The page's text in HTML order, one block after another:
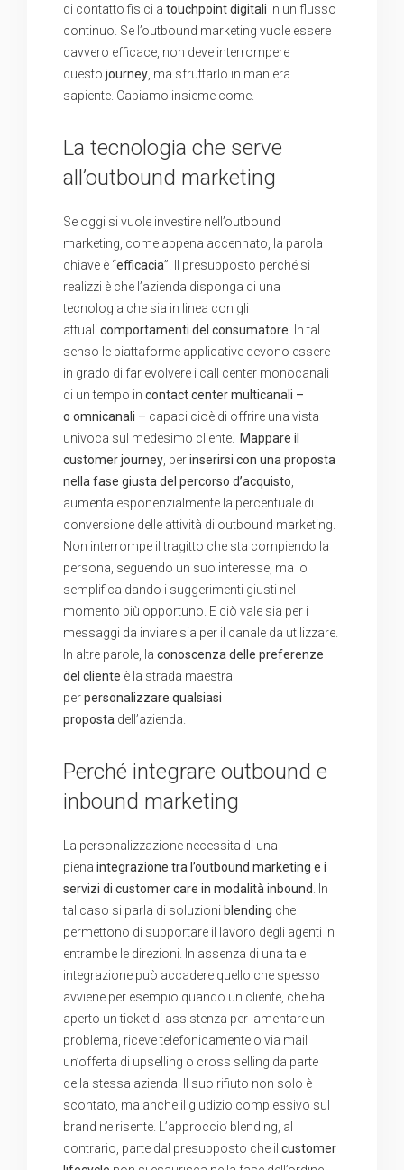
di contatto fisici a touchpointdigitali in un flusso
continuo. Se l’outbound marketing vuole essere
davvero efficace, non deve interrompere
questo journey , ma sfruttarlo in maniera
sapiente. Capiamo insieme come.
La tecnologia che serve
all’outbound marketing
Se oggi si vuole investire nell’outbound
marketing, come appena accennato, la parola
chiave è “efficacia”. Il presupposto perché si
realizzi è che l’azienda disponga di una
tecnologia che sia in linea con gli
attuali comportamenti del consumatore . In tal
senso le piattaforme applicative devono essere
in grado di far evolvere i call center monocanali
di un tempo in contact center multicanali –
o omnicanali – capaci cioè di offrire una vista
univoca sul medesimo cliente.
Mappare il
customer journey , perinserirsi con una proposta
nella fase giusta del percorso d’acquisto
aumenta esponenzialmente la percentuale di
conversione delle attività di outbound marketing.
Non interrompe il tragitto che sta compiendo la
persona, seguendo un suo interesse, ma lo
semplifica dando i suggerimenti giusti nel
momento più opportuno. E ciò vale sia per i
messaggi da inviare sia per il canale da utilizzare.
In altre parole, la conoscenza delle preferenze
del cliente è la strada maestra
perpersonalizzare qualsiasi
proposta dell’azienda.
Perché integrare outbound e
inbound marketing
La personalizzazione necessita di una
piena integrazione tra l’outbound marketing e i
servizi di customer care in modalità inbound
. In
tal caso si parla di soluzioni blending che
permettono di supportare il lavoro degli agenti in
entrambe le direzioni. In assenza di una tale
integrazione può accadere quello che spesso
avviene per esempio quando un cliente, che ha
aperto un ticket di assistenza per lamentare un
problema, riceve telefonicamente o via mail
un’offerta di upselling o cross selling da parte
della stessa azienda. Il suo rifiuto non solo è
scontato, ma anche il giudizio complessivo sul
brand ne risente. L’approccio blending, al
contrario, parte dal presupposto che il customer